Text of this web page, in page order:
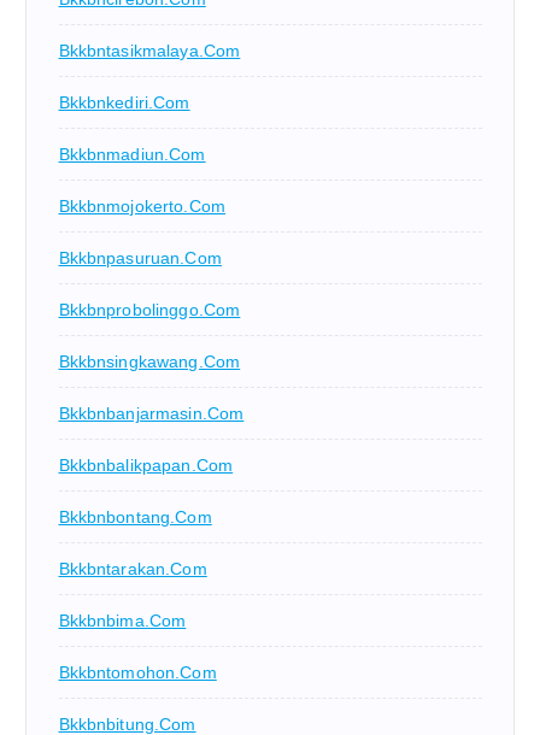
Bkkbntasikmalaya.com
Bkkbnkediri.com
Bkkbnmadiun.com
Bkkbnmojokerto.com
Bkkbnpasuruan.com
Bkkbnprobolinggo.com
Bkkbnsingkawang.com
Bkkbnbanjarmasin.com
Bkkbnbalikpapan.com
Bkkbnbontang.com
Bkkbntarakan.com
Bkkbnbima.com
Bkkbntomohon.com
Bkkbnbitung.com